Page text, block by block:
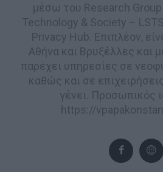
μέσω του Research
Technology & Society –
Privacy Hub. Επιπλέον,
Αθήνα και Βρυξέλλες και
παρέχει υπηρεσίες σε
καθώς και σε
γένει. Προσωπικός
https://